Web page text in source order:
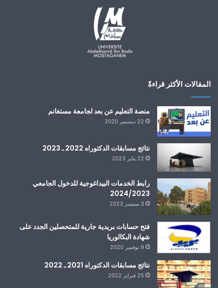
المقالات الأكثر قراءةً
منصة التعليم عن بعد لجامعة مستغانم
22 ديسمبر 2020
نتائج مسابقات الدكتوراه 2022 ـ 2023
22 يناير 2023
رابط الخدمات البيداغوجية للدخول الجامعي
2024/2023
3 سبتمبر 2023
فتح حسابات بريدية جارية للمتحصلين الجدد على
شهادة البكالوريا
9 نوفمبر 2020
نتائج مسابقات الدكتوراه 2021 ـ 2022
25 فبراير 2022